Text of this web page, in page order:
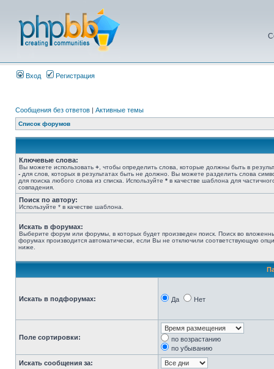
Вход Регистрация
Сообщения без ответов | Активные темы
Список форумов
Ключевые слова:
Вы можете использовать + , чтобы определить слова, которые должны быть в
- для слов, которых в результатах быть не должно. Вы можете разделить слова
для поиска любого слова из списка. Используйте * в качестве шаблона для
совпадения.
Поиск по автору:
Используйте * в качестве шаблона.
Искать в форумах:
Выберите форум или форумы, в которых будет произведен поиск. Поиск во
форумах производится автоматически, если Вы не отключили соответствующую
ниже.
Искать в подфорумах: Да Нет
Поле сортировки:
по возрастанию
по убыванию
Искать сообщения за: